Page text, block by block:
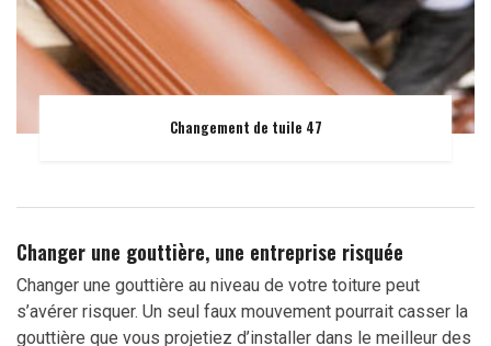
Changement de tuile 47
Changer une gouttière, une entreprise risquée
Changer une gouttière au niveau de votre toiture peut
s’avérer risquer. Un seul faux mouvement pourrait casser la
gouttière que vous projetiez d’installer dans le meilleur des